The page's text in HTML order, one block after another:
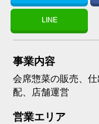
LINE
事業内容
会席惣菜の販売、
配、店舗運営
営業エリア